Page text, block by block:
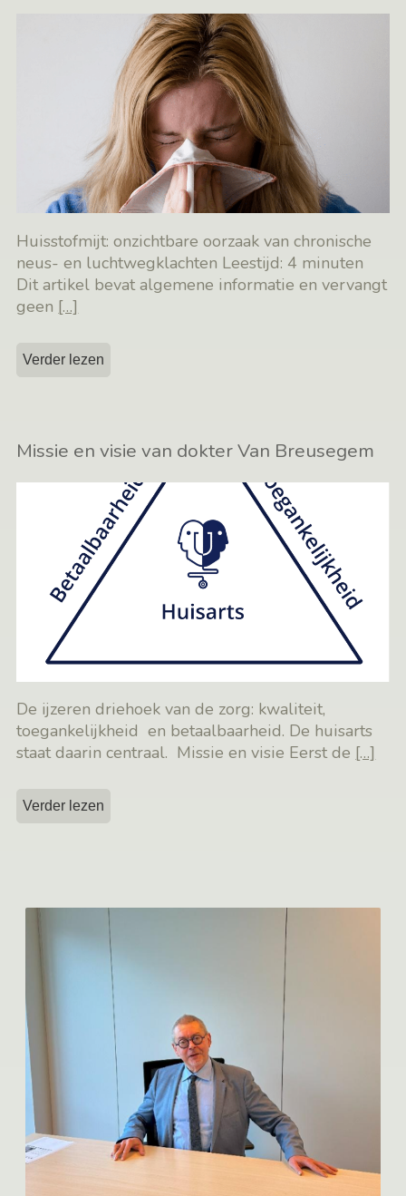
Huisstofmijt: onzichtbare oorzaak van chronische
neus- en luchtwegklachten Leestijd: 4 minuten
Dit artikel bevat algemene informatie en vervangt
geen […]
Verder lezen
Missie en visie van dokter Van Breusegem
De ijzeren driehoek van de zorg: kwaliteit,
toegankelijkheid en betaalbaarheid. De huisarts
staat daarin centraal. Missie en visie Eerst de […]
Verder lezen